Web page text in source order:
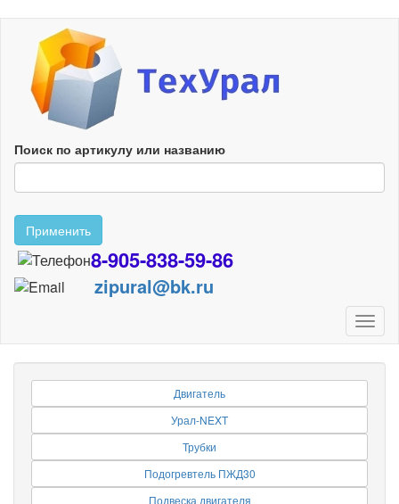
основному
содержанию
Поиск по артикулу или названию
Применить
8-905-838-59-86
zipural@bk.ru
Двигатель
Урал-NEXT
Трубки
Подогревтель ПЖД30
Подвеска двигателя